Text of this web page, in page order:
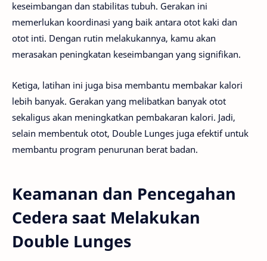
keseimbangan dan stabilitas tubuh. Gerakan ini
memerlukan koordinasi yang baik antara otot kaki dan
otot inti. Dengan rutin melakukannya, kamu akan
merasakan peningkatan keseimbangan yang signifikan.
Ketiga, latihan ini juga bisa membantu membakar kalori
lebih banyak. Gerakan yang melibatkan banyak otot
sekaligus akan meningkatkan pembakaran kalori. Jadi,
selain membentuk otot, Double Lunges juga efektif untuk
membantu program penurunan berat badan.
Keamanan dan Pencegahan
Cedera saat Melakukan
Double Lunges